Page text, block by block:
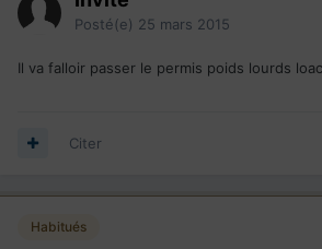
Posté(e) 25 mars 2015
Il va falloir passer le permis poids lourds
Citer
Habitués